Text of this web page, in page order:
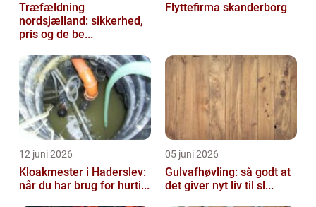
Træfældning
nordsjælland: sikkerhed,
pris og de be...
Flyttefirma skanderborg
12 juni 2026
Kloakmester i Haderslev:
når du har brug for hurti...
05 juni 2026
Gulvafhøvling: så godt at
det giver nyt liv til sl...